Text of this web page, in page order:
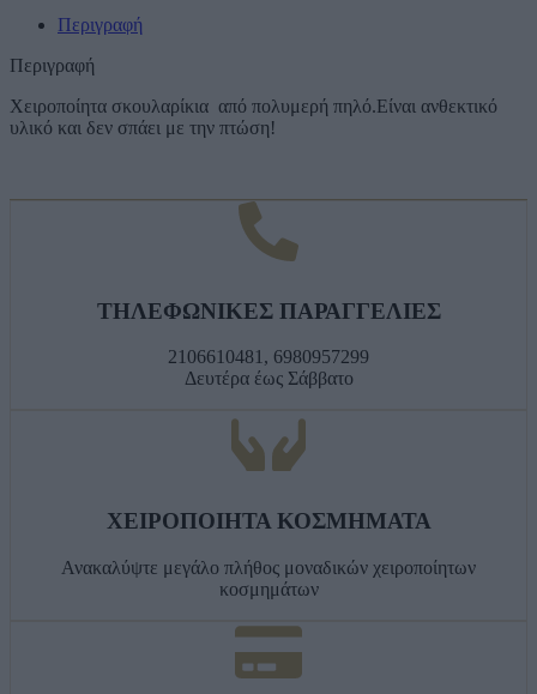
Περιγραφή
Περιγραφή
Χειροποίητα σκουλαρίκια από πολυμερή πηλό.Είναι ανθεκτικό
υλικό και δεν σπάει με την πτώση!
ΤΗΛΕΦΩΝΙΚΕΣ ΠΑΡΑΓΓΕΛΙΕΣ
2106610481, 6980957299
Δευτέρα έως Σάββατο
ΧΕΙΡΟΠΟΙΗΤΑ ΚΟΣΜΗΜΑΤΑ
Ανακαλύψτε μεγάλο πλήθος μοναδικών χειροποίητων
κοσμημάτων